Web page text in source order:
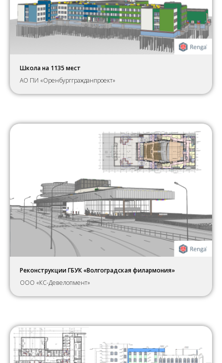
Школа на 1135 мест
АО ПИ «Оренбурггражданпроект»
Реконструкции ГБУК «Волгоградская филармония»
ООО «КС-Девелопмент»